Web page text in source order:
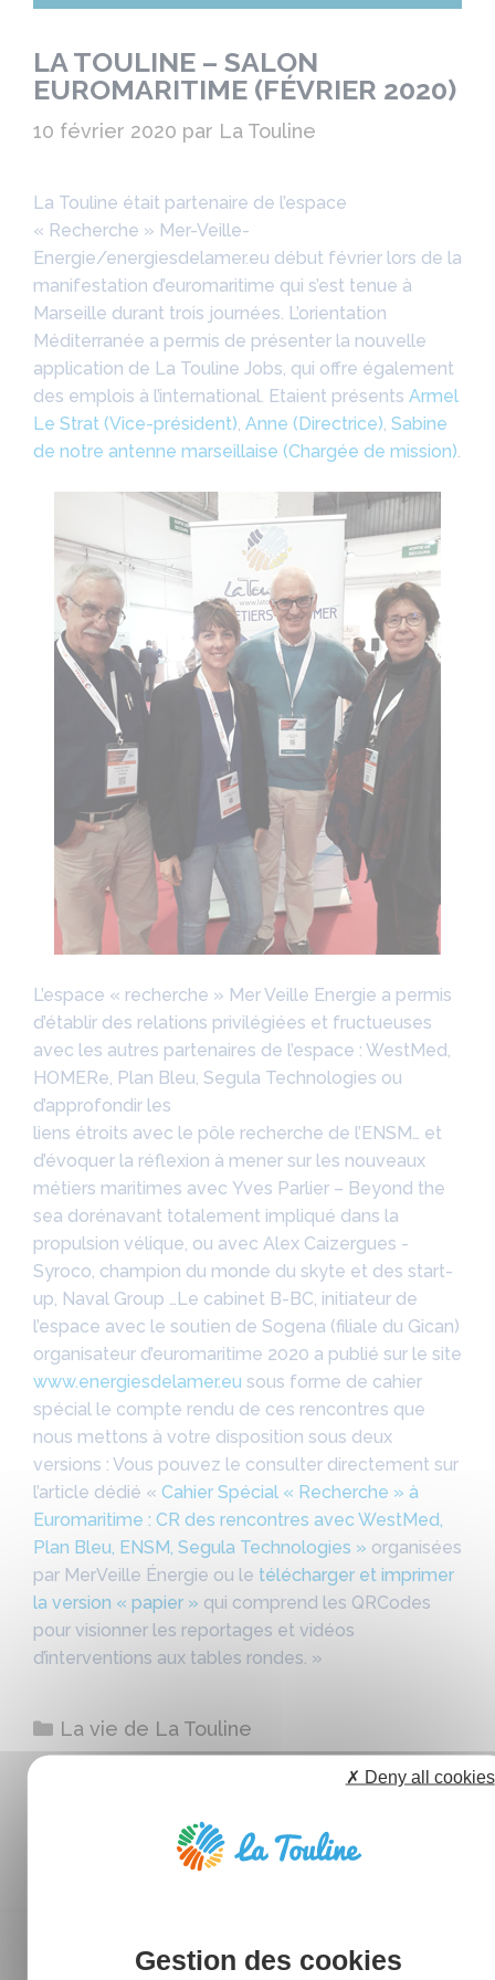
LA TOULINE – SALON
EUROMARITIME (FÉVRIER 2020)
10 février 2020 par La Touline
La Touline était partenaire de l’espace
« Recherche » Mer-Veille-
Energie/energiesdelamer.eu début février lors de la
manifestation d’euromaritime qui s’est tenue à
Marseille durant trois journées. L’orientation
Méditerranée a permis de présenter la nouvelle
application de La Touline Jobs, qui offre également
des emplois à l’international. Etaient présents Armel
Le Strat (Vice-président), Anne (Directrice), Sabine
de notre antenne marseillaise (Chargée de mission).
L’espace « recherche » Mer Veille Energie a permis
d’établir des relations privilégiées et fructueuses
avec les autres partenaires de l’espace : WestMed,
HOMERe, Plan Bleu, Segula Technologies ou
d’approfondir les
liens étroits avec le pôle recherche de l’ENSM… et
d’évoquer la réflexion à mener sur les nouveaux
métiers maritimes avec Yves Parlier – Beyond the
sea dorénavant totalement impliqué dans la
propulsion vélique, ou avec Alex Caizergues -
Syroco, champion du monde du skyte et des start-
up, Naval Group …Le cabinet B-BC, initiateur de
l’espace avec le soutien de Sogena (filiale du Gican)
organisateur d’euromaritime 2020 a publié sur le site
www.energiesdelamer.eu sous forme de cahier
spécial le compte rendu de ces rencontres que
nous mettons à votre disposition sous deux
versions : Vous pouvez le consulter directement sur
l’article dédié « Cahier Spécial « Recherche » à
Euromaritime : CR des rencontres avec WestMed,
Plan Bleu, ENSM, Segula Technologies » organisées
par MerVeille Énergie ou le télécharger et imprimer
la version « papier » qui comprend les QRCodes
pour visionner les reportages et vidéos
d’interventions aux tables rondes. »
Catégories
La vie de La Touline
CATÉGORIES
✗ Deny all cookies